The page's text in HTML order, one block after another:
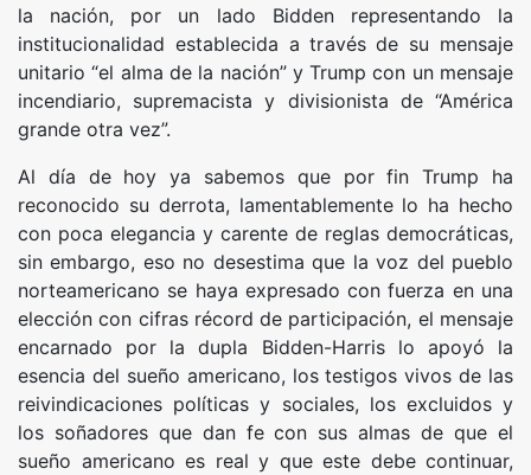
la nación, por un lado Bidden representando la
institucionalidad establecida a través de su mensaje
unitario “el alma de la nación” y Trump con un mensaje
incendiario, supremacista y divisionista de “América
grande otra vez”.
Al día de hoy ya sabemos que por fin Trump ha
reconocido su derrota, lamentablemente lo ha hecho
con poca elegancia y carente de reglas democráticas,
sin embargo, eso no desestima que la voz del pueblo
norteamericano se haya expresado con fuerza en una
elección con cifras récord de participación, el mensaje
encarnado por la dupla Bidden-Harris lo apoyó la
esencia del sueño americano, los testigos vivos de las
reivindicaciones políticas y sociales, los excluidos y
los soñadores que dan fe con sus almas de que el
sueño americano es real y que este debe continuar,